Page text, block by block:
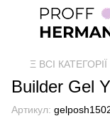
Ξ ВСІ КАТЕГОРІЇ
Builder Gel
Артикул: